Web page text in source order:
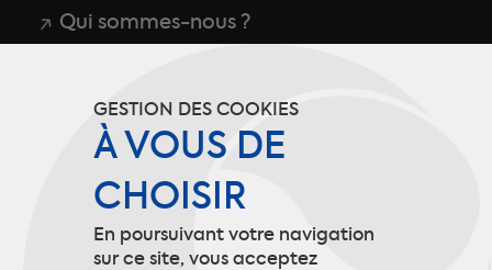
Qui sommes-nous ?
Politique de confidentialité
Mentions légales
Gestion des cookies
GESTION DES COOKIES
À VOUS DE
CHOISIR
En poursuivant votre navigation
sur ce site, vous acceptez